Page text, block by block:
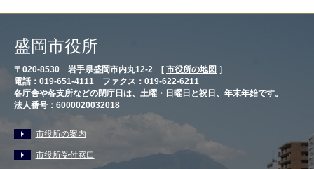
盛岡市役所
〒020-8530 岩手県盛岡市内丸12-2 [ 市役所の地図 ］
電話：019-651-4111 ファクス：019-622-6211
各庁舎や各支所などの閉庁日は、土曜・日曜日と祝日、年末年始です。
法人番号：6000020032018
市役所の案内
市役所受付窓口